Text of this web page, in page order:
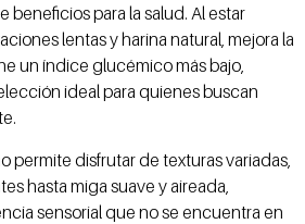
beneficios para la salud. Al estar
lentas y harina natural, mejora la
un índice glucémico más bajo,
ideal para quienes buscan
permite disfrutar de texturas variadas,
hasta miga suave y aireada,
sensorial que no se encuentra en